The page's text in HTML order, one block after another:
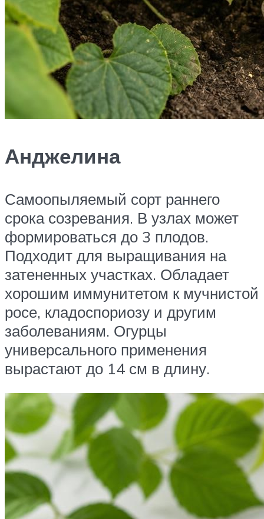
Анджелина
Самоопыляемый сорт раннего
срока созревания. В узлах может
формироваться до 3 плодов.
Подходит для выращивания на
затененных участках. Обладает
хорошим иммунитетом к мучнистой
росе, кладоспориозу и другим
заболеваниям. Огурцы
универсального применения
вырастают до 14 см в длину.